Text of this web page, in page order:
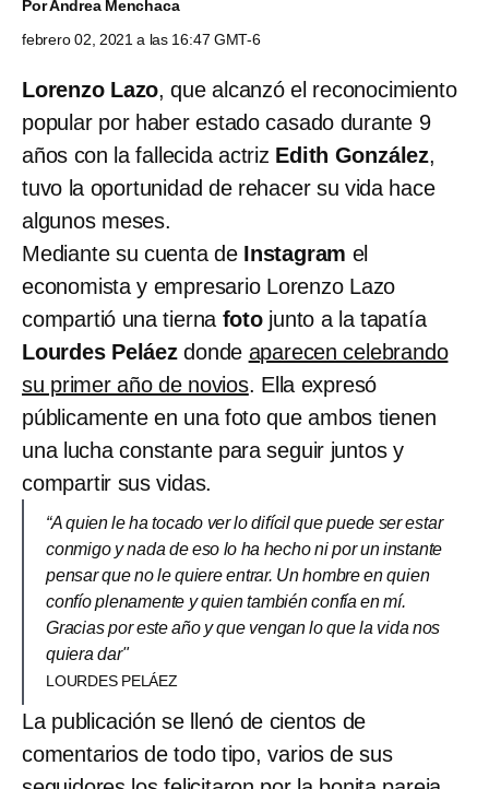
PorAndrea Menchaca
febrero 02, 2021 a las 16:47 GMT-6
Lorenzo Lazo, que alcanzó el reconocimiento
popular por haber estado casado durante 9
años con la fallecida actriz Edith González,
tuvo la oportunidad de rehacer su vida hace
algunos meses.
Mediante su cuenta deInstagram el
economista y empresario Lorenzo Lazo
compartió una tierna fotojunto a la tapatía
Lourdes Peláezdonde aparecen celebrando
su primer año de novios. Ella expresó
públicamente en una foto que ambos tienen
una lucha constante para seguir juntos y
compartir sus vidas.
“A quien le ha tocado ver lo difícil que puede ser estar
conmigo y nada de eso lo ha hecho ni por un instante
pensar que no le quiere entrar. Un hombre en quien
confío plenamente y quien también confía en mí.
Gracias por este año y que vengan lo que la vida nos
quiera dar"
LOURDES PELÁEZ
La publicación se llenó de cientos de
comentarios de todo tipo, varios de sus